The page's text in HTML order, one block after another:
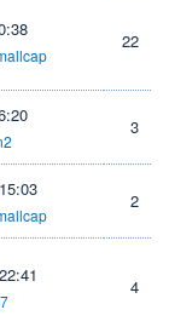
22
3
2
4